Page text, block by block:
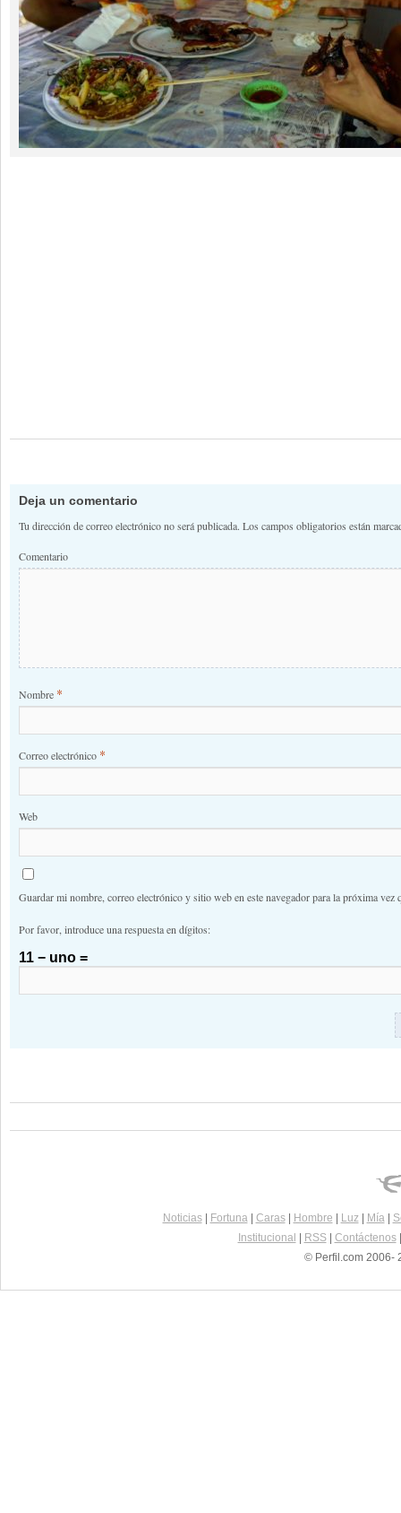
Deja un comentario
Tu dirección de correo electrónico no será publicada. Los campos obligatorios están
Comentario
Nombre *
Correo electrónico *
Web
Guardar mi nombre, correo electrónico y sitio web en este navegador para la próxima vez
Por favor, introduce una respuesta en dígitos:
11 − uno =
Noticias| Fortuna| Caras| Hombre Luz| Mía|
Institucional
RSS| Contáctenos
© Perfil.com 2006-